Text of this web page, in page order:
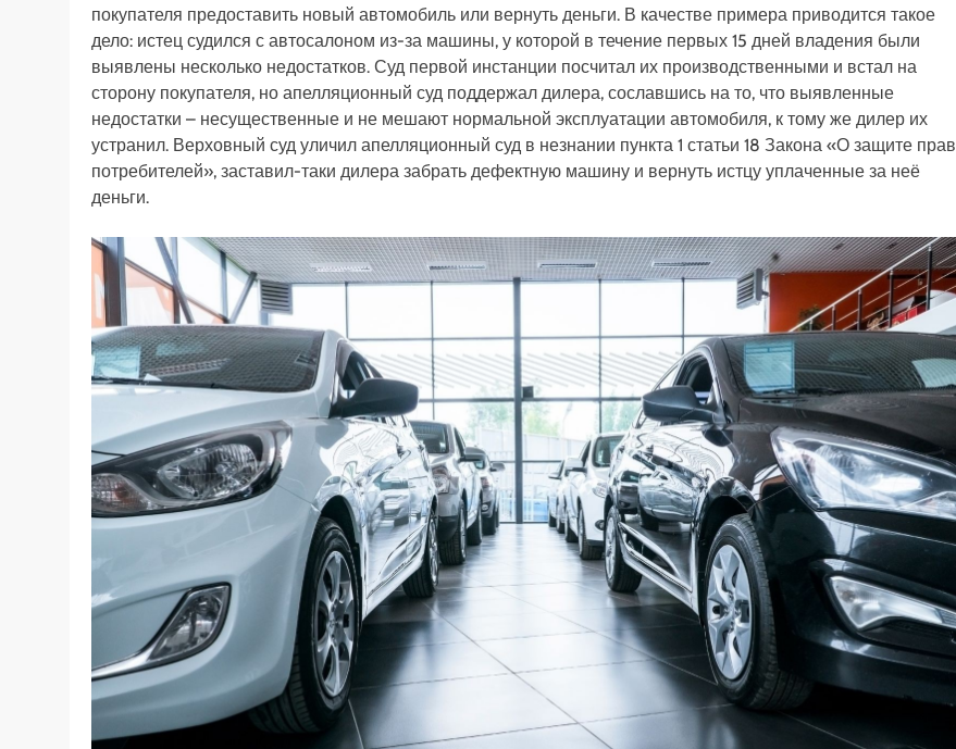
покупателя предоставить новый автомобиль или вернуть деньги. В качестве примера приводится такое
дело: истец судился с автосалоном из-за машины, у которой в течение первых 15 дней владения были
выявлены несколько недостатков. Суд первой инстанции посчитал их производственными и встал на
сторону покупателя, но апелляционный суд поддержал дилера, сославшись на то, что выявленные
недостатки – несущественные и не мешают нормальной эксплуатации автомобиля, к тому же дилер их
устранил. Верховный суд уличил апелляционный суд в незнании пункта 1 статьи 18 Закона «О защите прав
потребителей», заставил-таки дилера забрать дефектную машину и вернуть истцу уплаченные за неё
деньги.